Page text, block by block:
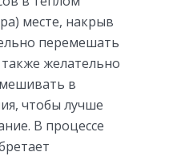
месте, накрыв
перемешать
желательно
в
чтобы лучше
В процессе